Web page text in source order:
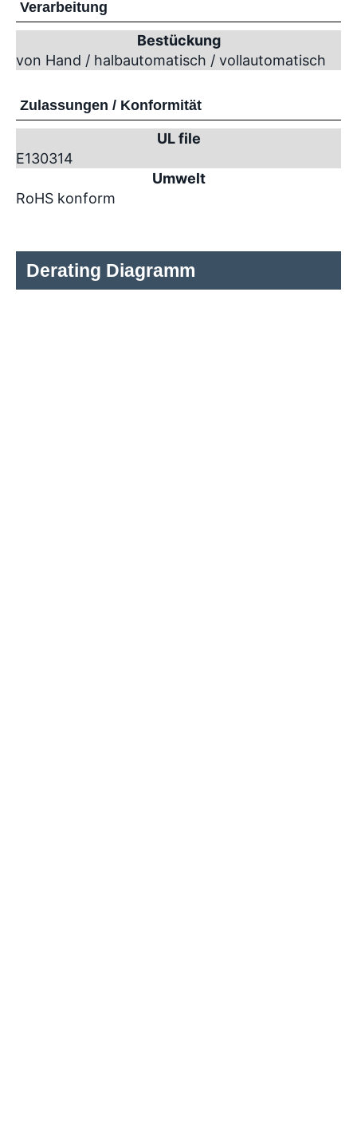
Verarbeitung
Bestückung
von Hand / halbautomatisch / vollautomatisch
Zulassungen / Konformität
UL file
E130314
Umwelt
RoHS konform
Derating Diagramm